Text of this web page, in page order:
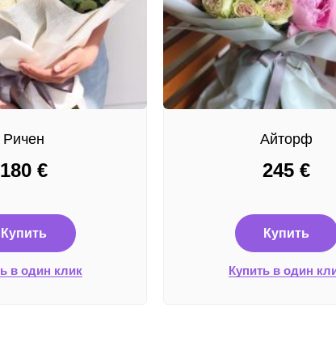
Ричен
180 €
Купить
в один клик
Айторф
245 €
Купить
Купить в один